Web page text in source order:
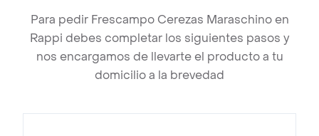
Para pedir Frescampo Cerezas Maraschino en
Rappi debes completar los siguientes pasos y
nos encargamos de llevarte el producto a tu
domicilio a la brevedad